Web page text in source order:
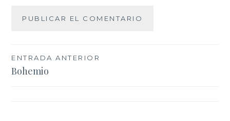
Navegación
de
ENTRADA ANTERIOR
Bohemio